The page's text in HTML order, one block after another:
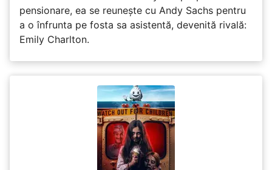
pensionare, ea se reunește cu Andy Sachs pentru
a o înfrunta pe fosta sa asistentă, devenită rivală:
Emily Charlton.